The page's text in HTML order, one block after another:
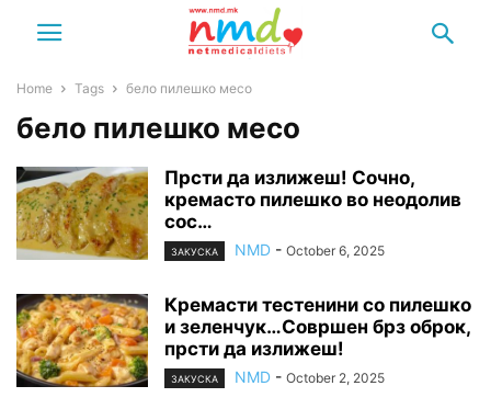
Home Tags бело пилешко месо
бело пилешко месо
Прсти да излижеш! Сочно,
кремасто пилешко во неодолив
сос…
ЗАКУСКА NMD - October 6, 2025
Кремасти тестенини со пилешко
и зеленчук…Совршен брз оброк,
прсти да излижеш!
ЗАКУСКА NMD - October 2, 2025